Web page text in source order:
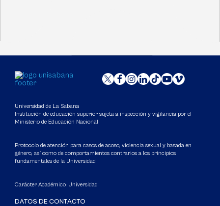
Universidad de La Sabana
Institución de educación superior sujeta a inspección y vigilancia por el
Ministerio de Educación Nacional
Protocolo de atención para casos de acoso, violencia sexual y basada en
género, así como de comportamientos contrarios a los principios
fundamentales de la Universidad
Carácter Académico: Universidad
DATOS DE CONTACTO